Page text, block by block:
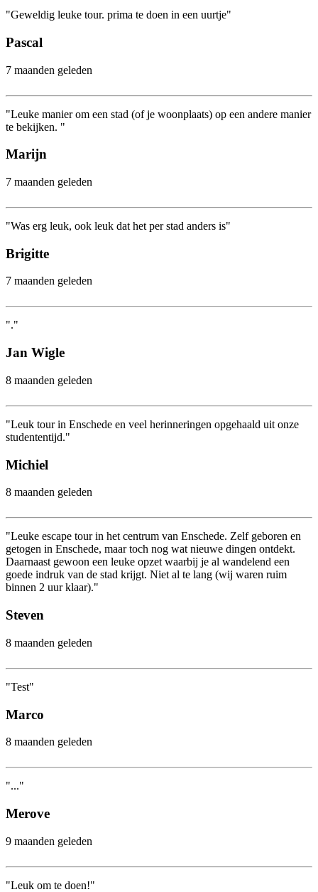
"Geweldig leuke tour. prima te doen in een uurtje"
Pascal
7 maanden geleden
"Leuke manier om een stad (of je woonplaats) op een andere manier
te bekijken. "
Marijn
7 maanden geleden
"Was erg leuk, ook leuk dat het per stad anders is"
Brigitte
7 maanden geleden
"."
Jan Wigle
8 maanden geleden
"Leuk tour in Enschede en veel herinneringen opgehaald uit onze
studententijd."
Michiel
8 maanden geleden
"Leuke escape tour in het centrum van Enschede. Zelf geboren en
getogen in Enschede, maar toch nog wat nieuwe dingen ontdekt.
Daarnaast gewoon een leuke opzet waarbij je al wandelend een
goede indruk van de stad krijgt. Niet al te lang (wij waren ruim
binnen 2 uur klaar)."
Steven
8 maanden geleden
"Test"
Marco
8 maanden geleden
"..."
Merove
9 maanden geleden
"Leuk om te doen!"